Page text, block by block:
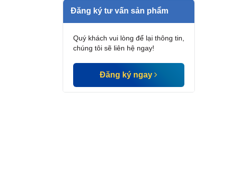
Đăng ký tư vấn sản phẩm
Quý khách vui lòng để lại thông tin,
chúng tôi sẽ liên hệ ngay!
Đăng ký ngay